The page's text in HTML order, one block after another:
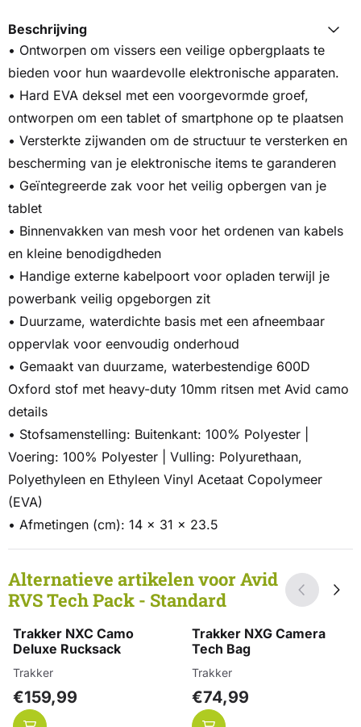
Beschrijving
• Ontworpen om vissers een veilige opbergplaats te
bieden voor hun waardevolle elektronische apparaten.
• Hard EVA deksel met een voorgevormde groef,
ontworpen om een tablet of smartphone op te plaatsen
• Versterkte zijwanden om de structuur te versterken en
bescherming van je elektronische items te garanderen
• Geïntegreerde zak voor het veilig opbergen van je
tablet
• Binnenvakken van mesh voor het ordenen van kabels
en kleine benodigdheden
• Handige externe kabelpoort voor opladen terwijl je
powerbank veilig opgeborgen zit
• Duurzame, waterdichte basis met een afneembaar
oppervlak voor eenvoudig onderhoud
• Gemaakt van duurzame, waterbestendige 600D
Oxford stof met heavy-duty 10mm ritsen met Avid camo
details
• Stofsamenstelling: Buitenkant: 100% Polyester |
Voering: 100% Polyester | Vulling: Polyurethaan,
Polyethyleen en Ethyleen Vinyl Acetaat Copolymeer
(EVA)
• Afmetingen (cm): 14 x 31 x 23.5
Alternatieve artikelen voorAvid
RVS Tech Pack - Standard
Trakker NXC Camo
Deluxe Rucksack
Merk:
Trakker
Prijs: 159,99
€159,99
Trakker NXG Camera
Tech Bag
Merk:
Trakker
Prijs: 74,99
€74,99